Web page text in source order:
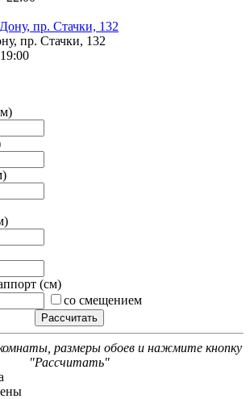
пр. Стачки, 132
(см)
со смещением
размеры обоев и нажмите кнопку
"Рассчитать"